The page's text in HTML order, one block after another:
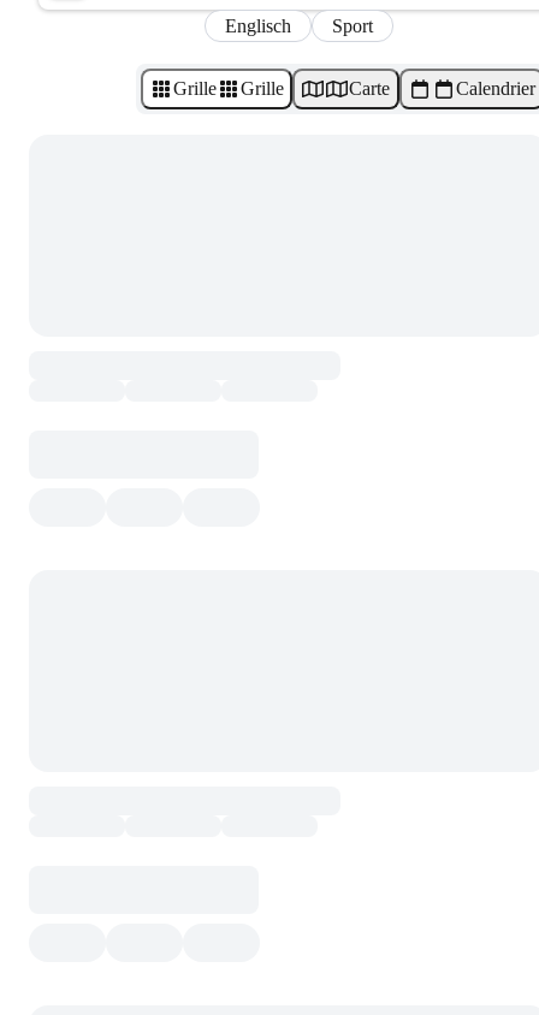
Englisch
Sport
Grille Grille Carte Calendrier